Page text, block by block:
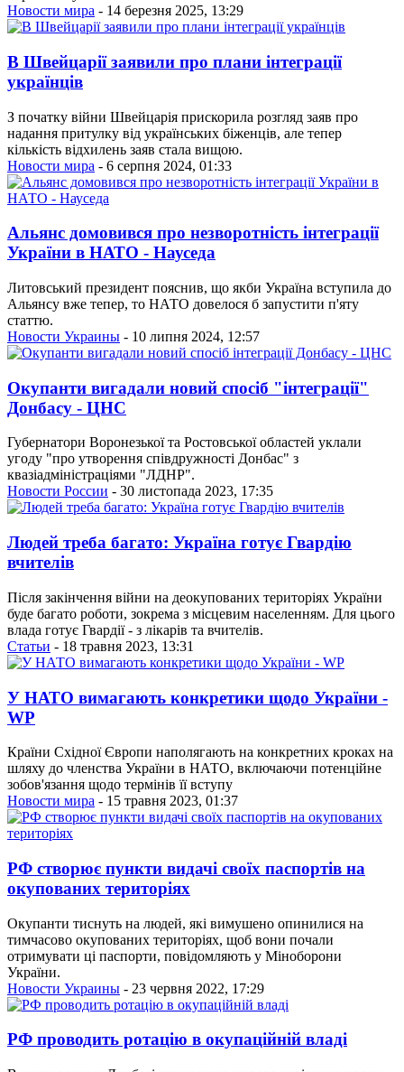
Новости мира - 14 березня 2025, 13:29
В Швейцарії заявили про плани інтеграції
українців
З початку війни Швейцарія прискорила розгляд заяв про
надання притулку від українських біженців, але тепер
кількість відхилень заяв стала вищою.
Новости мира - 6 серпня 2024, 01:33
Альянс домовився про незворотність інтеграції
України в НАТО - Науседа
Литовський президент пояснив, що якби Україна вступила до
Альянсу вже тепер, то НАТО довелося б запустити п'яту
статтю.
Новости Украины - 10 липня 2024, 12:57
Окупанти вигадали новий спосіб "інтеграції"
Донбасу - ЦНС
Губернатори Воронезької та Ростовської областей уклали
угоду "про утворення співдружності Донбас" з
квазіадміністраціями "ЛДНР".
Новости России - 30 листопада 2023, 17:35
Людей треба багато: Україна готує Гвардію
вчителів
Після закінчення війни на деокупованих територіях України
буде багато роботи, зокрема з місцевим населенням. Для цього
влада готує Гвардії - з лікарів та вчителів.
Статьи - 18 травня 2023, 13:31
У НАТО вимагають конкретики щодо України -
WP
Країни Східної Європи наполягають на конкретних кроках на
шляху до членства України в НАТО, включаючи потенційне
зобов'язання щодо термінів її вступу
Новости мира - 15 травня 2023, 01:37
РФ створює пункти видачі своїх паспортів на
окупованих територіях
Окупанти тиснуть на людей, які вимушено опинилися на
тимчасово окупованих територіях, щоб вони почали
отримувати ці паспорти, повідомляють у Міноборони
України.
Новости Украины - 23 червня 2022, 17:29
РФ проводить ротацію в окупаційній владі